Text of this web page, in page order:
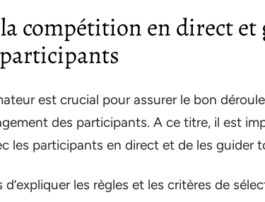
compétition en direct et
est crucial pour assurer le bon
des participants. A ce titre, il est
les participants en direct et de les guider
d’expliquer les règles et les critères de